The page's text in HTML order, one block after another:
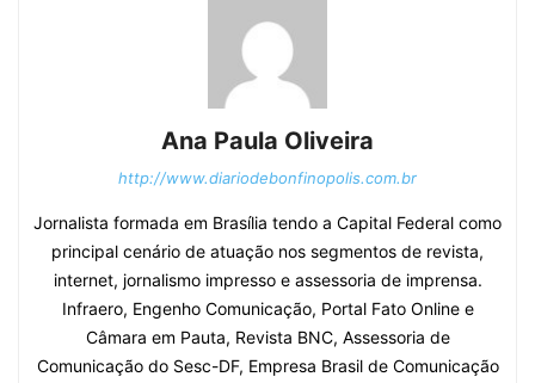
Ana Paula Oliveira
http://www.diariodebonfinopolis.com.br
Jornalista formada em Brasília tendo a Capital Federal como
principal cenário de atuação nos segmentos de revista,
internet, jornalismo impresso e assessoria de imprensa.
Infraero, Engenho Comunicação, Portal Fato Online e
Câmara em Pauta, Revista BNC, Assessoria de
Comunicação do Sesc-DF, Empresa Brasil de Comunicação